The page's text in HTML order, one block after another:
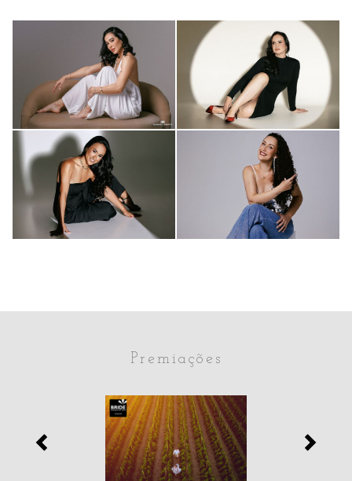
Estudio
TAMIRES SOARES
65
0
Estudio
MARIA AMÉLIA
72
0
Estudio
LARISSA
FERREIRA
65
Estudio
CÍNTIA
DOMINGUES
63
Premiações